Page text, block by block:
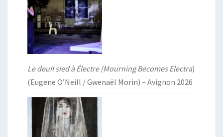
Le deuil sied à Électre (Mourning Becomes Electra)
(Eugene O’Neill / Gwenaël Morin) – Avignon 2026